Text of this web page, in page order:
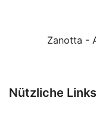
Zanotta -
Nützliche Links